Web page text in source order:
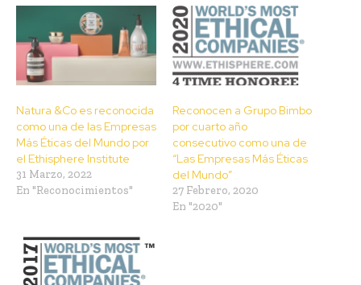
Natura &Co es reconocida
como una de las Empresas
Más Éticas del Mundo por
el Ethisphere Institute
31 Marzo, 2022
En "Reconocimientos"
Reconocen a Grupo Bimbo
por cuarto año
consecutivo como una de
“Las Empresas Más Éticas
del Mundo”
27 Febrero, 2020
En "2020"